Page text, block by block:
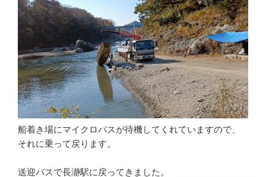
船着き場にマイクロバスが待機してくれていますので、
それに乗って戻ります。
送迎バスで長瀞駅に戻ってきました。